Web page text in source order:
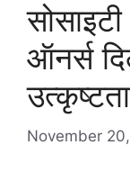
ऑनर्स
November